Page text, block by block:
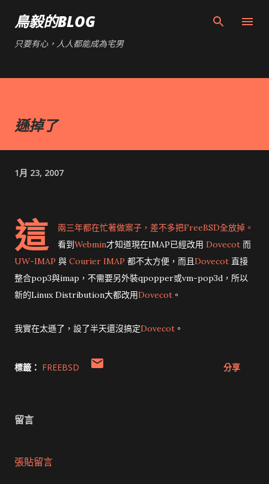
鳥毅的BLOG
只要有心，人人都能成為宅男
遜掉了
1月 23, 2007
這 兩三年都在忙著做案子，差不多把FreeBSD全放掉。
看到Webmin才知道現在IMAP已經改用 Dovecot 而
UW-IMAP 與 Courier IMAP 都不太方便，而且Dovecot 直接
整合pop3與imap，不需要另外裝qpopper或vm-pop3d，所以
新的Linux Distribution大都改用Dovecot 。
我實在太遜了，設了半天還沒搞定Dovecot 。
標籤： FREEBSD 分享
留言
張貼留言